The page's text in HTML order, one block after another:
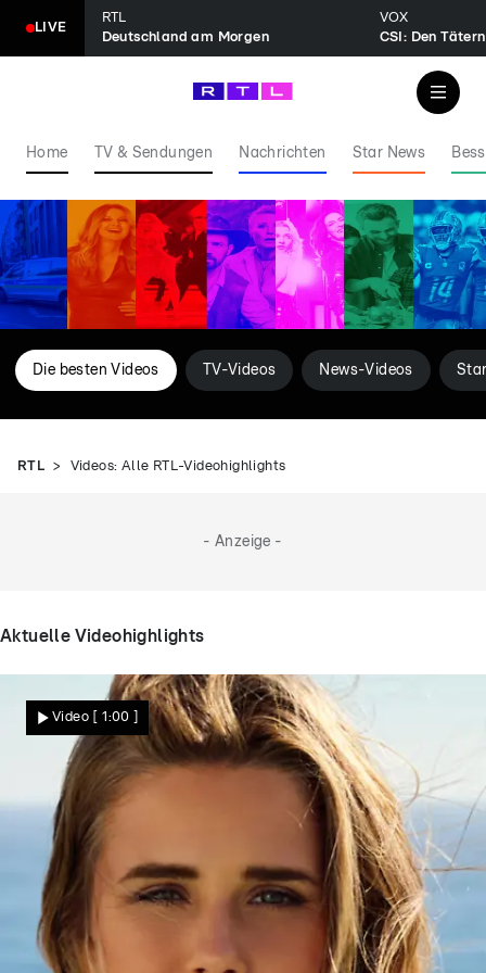
LIVE
RTL
Deutschland am Morgen
VOX
CSI: Den
Home TV & Sendungen Nachrichten Star News
Die besten Videos TV-Videos News-Videos
RTL Videos: Alle RTL-Videohighlights
- Anzeige -
Aktuelle Videohighlights
Video [ 1:00 ]